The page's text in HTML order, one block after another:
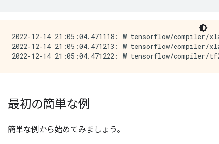
2022-12-14 21:05:04.471118: W tensorflow/
2022-12-14 21:05:04.471213: W tensorflow/
最初の簡単な例
簡単な例から始めてみましょう。